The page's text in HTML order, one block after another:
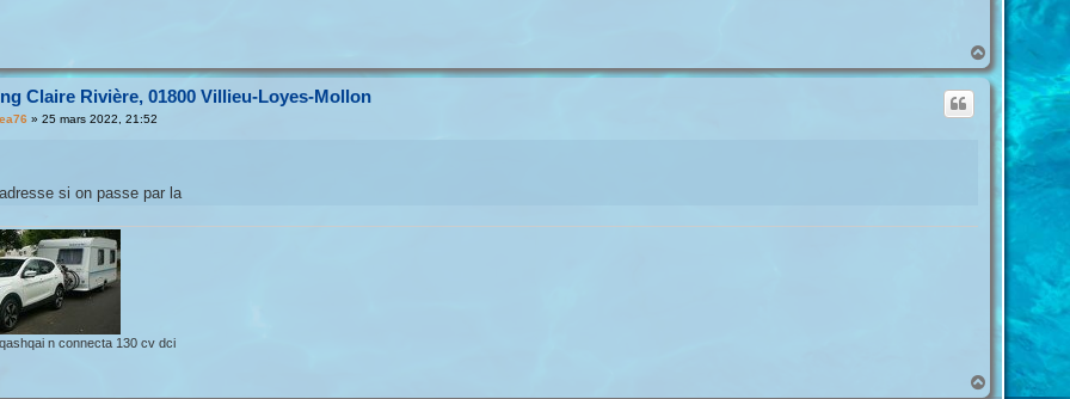
a
u
Claire Rivière, 01800 Villieu-Loyes-Mollon
»25 mars 2022, 21:52
si on passe par la
n connecta 130 cv dci